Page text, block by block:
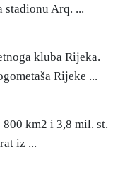
stadionu Arq. ...
kluba Rijeka.
Rijeke ...
km2 i 3,8 mil. st.
iz ...